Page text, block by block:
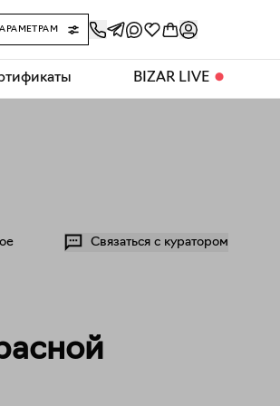
BIZAR LIVE ⬤
Связаться с куратором